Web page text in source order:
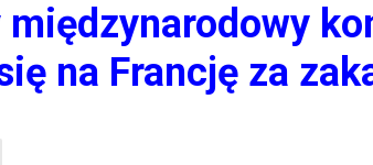
międzynarodowy
na Francję za